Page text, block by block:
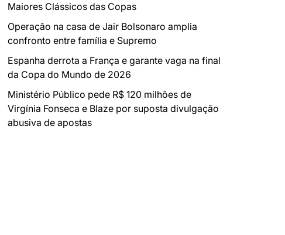
Maiores Clássicos das Copas
Operação na casa de Jair Bolsonaro amplia
confronto entre família e Supremo
Espanha derrota a França e garante vaga na final
da Copa do Mundo de 2026
Ministério Público pede R$ 120 milhões de
Virgínia Fonseca e Blaze por suposta divulgação
abusiva de apostas